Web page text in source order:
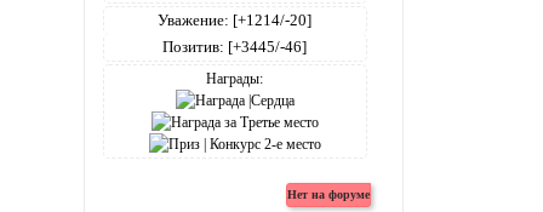
Уважение: [+1214/-20]
Позитив: [+3445/-46]
Награды: